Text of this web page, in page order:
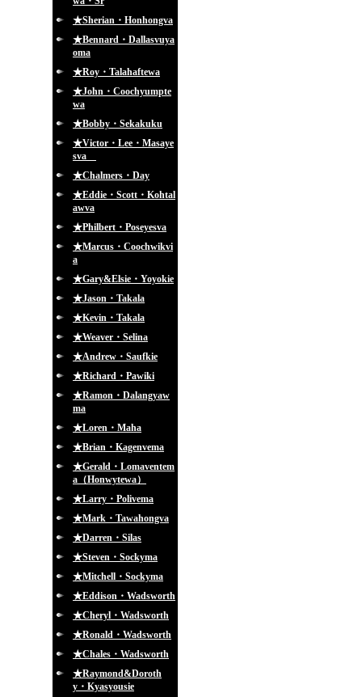
★Sherian・Honhongva
★Bennard・Dallasvuya
oma
★Roy・Talahaftewa
★John・Coochyumpte
wa
★Bobby・Sekakuku
★Victor・Lee・Masaye
sva
★Chalmers・Day
★Eddie・Scott・Kohtal
awva
★Philbert・Poseyesva
★Marcus・Coochwikvi
a
★Gary&Elsie・Yoyokie
★Jason・Takala
★Kevin・Takala
★Weaver・Selina
★Andrew・Saufkie
★Richard・Pawiki
★Ramon・Dalangyaw
ma
★Loren・Maha
★Brian・Kagenvema
★Gerald・Lomaventem
a（Honwytewa）
★Larry・Polivema
★Mark・Tawahongva
★Darren・Silas
★Steven・Sockyma
★Mitchell・Sockyma
★Eddison・Wadsworth
★Cheryl・Wadsworth
★Ronald・Wadsworth
★Chales・Wadsworth
★Raymond&Doroth
y・Kyasyousie